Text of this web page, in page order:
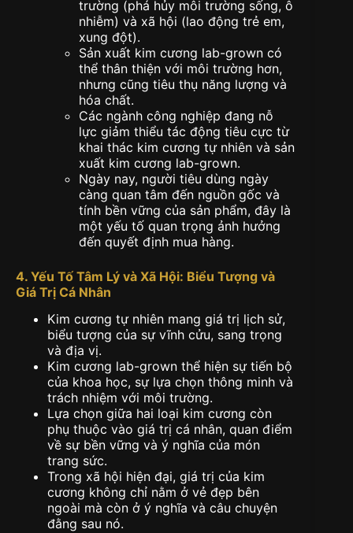
trường (phá hủy môi trường sống, ô
nhiễm) và xã hội (lao động trẻ em,
xung đột).
Sản xuất kim cương lab-grown có
thể thân thiện với môi trường hơn,
nhưng cũng tiêu thụ năng lượng và
hóa chất.
Các ngành công nghiệp đang nỗ
lực giảm thiểu tác động tiêu cực từ
khai thác kim cương tự nhiên và sản
xuất kim cương lab-grown.
Ngày nay, người tiêu dùng ngày
càng quan tâm đến nguồn gốc và
tính bền vững của sản phẩm, đây là
một yếu tố quan trọng ảnh hưởng
đến quyết định mua hàng.
4. Yếu Tố Tâm Lý và Xã Hội: Biểu Tượng và
Giá Trị Cá Nhân
Kim cương tự nhiên mang giá trị lịch sử,
biểu tượng của sự vĩnh cửu, sang trọng
và địa vị.
Kim cương lab-grown thể hiện sự tiến bộ
của khoa học, sự lựa chọn thông minh và
trách nhiệm với môi trường.
Lựa chọn giữa hai loại kim cương còn
phụ thuộc vào giá trị cá nhân, quan điểm
về sự bền vững và ý nghĩa của món
trang sức.
Trong xã hội hiện đại, giá trị của kim
cương không chỉ nằm ở vẻ đẹp bên
ngoài mà còn ở ý nghĩa và câu chuyện
đằng sau nó.